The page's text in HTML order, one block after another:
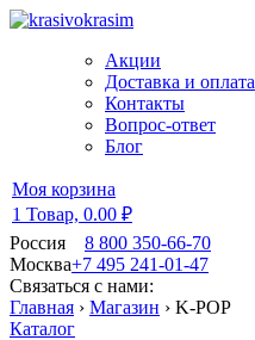
Акции
Доставка и оплата
Контакты
Вопрос-ответ
Блог
Моя корзина
1 Товар, 0.00 ₽
Россия
8 800 350-66-70
Москва+7 495 241-01-47
Связаться с нами:
Главная › Магазин › K-POP
Каталог